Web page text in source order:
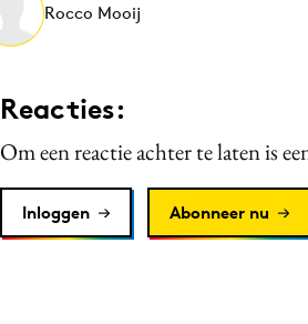
Rocco Mooij
Reacties:
Om een reactie achter te laten is
Inloggen Abonneer nu